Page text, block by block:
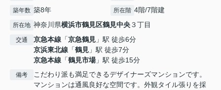
築年数 築8年 所在階 4階/7階建
所在地 神奈川県横浜市鶴見区鶴見中央３丁目
交通 京急本線 「京急鶴見 」駅 徒歩6分
京浜東北線 「鶴見 」駅 徒歩7分
京急本線 「鶴見市場」駅 徒歩15分
備考
こだわり派も満足できるデザイナーズマンションです。
マンションは通風良好な空間です。外観タイル張りを採